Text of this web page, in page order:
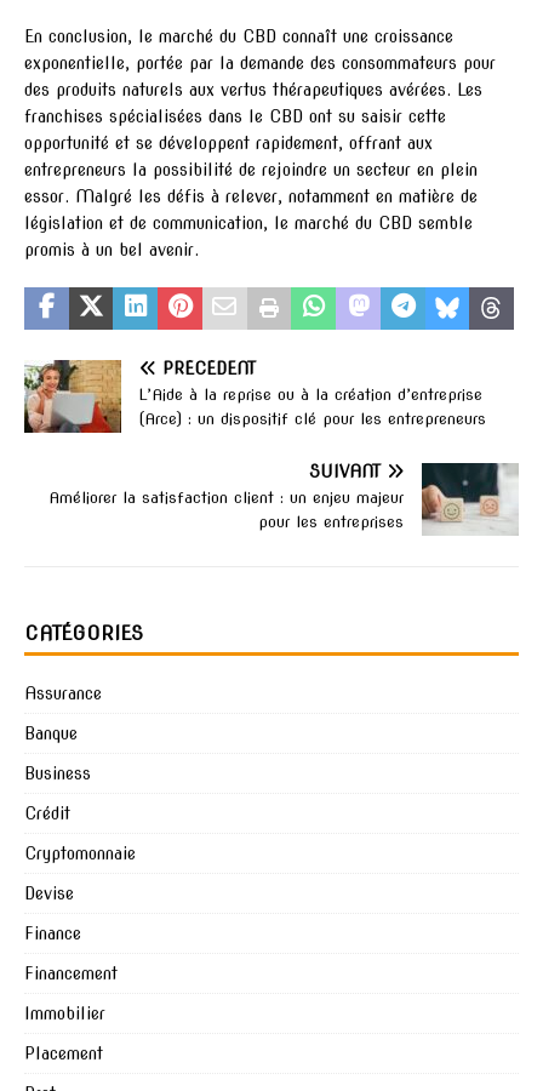
En conclusion, le marché du CBD connaît une croissance
exponentielle, portée par la demande des consommateurs pour
des produits naturels aux vertus thérapeutiques avérées. Les
franchises spécialisées dans le CBD ont su saisir cette
opportunité et se développent rapidement, offrant aux
entrepreneurs la possibilité de rejoindre un secteur en plein
essor. Malgré les défis à relever, notamment en matière de
législation et de communication, le marché du CBD semble
promis à un bel avenir.
PRÉCÉDENT
L’Aide à la reprise ou à la création d’entreprise
(Arce) : un dispositif clé pour les entrepreneurs
SUIVANT
Améliorer la satisfaction client : un enjeu majeur
pour les entreprises
CATÉGORIES
Assurance
Banque
Business
Crédit
Cryptomonnaie
Devise
Finance
Financement
Immobilier
Placement